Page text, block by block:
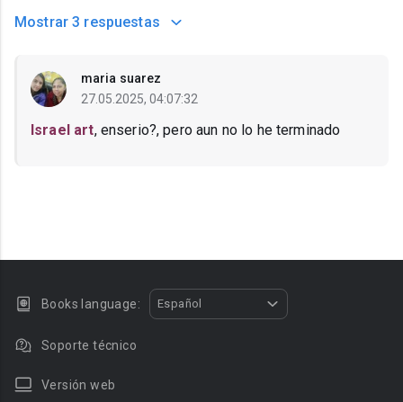
Mostrar 3 respuestas
maria suarez
27.05.2025, 04:07:32
Israel art, enserio?, pero aun no lo he terminado
Books language: Español
Soporte técnico
Versión web